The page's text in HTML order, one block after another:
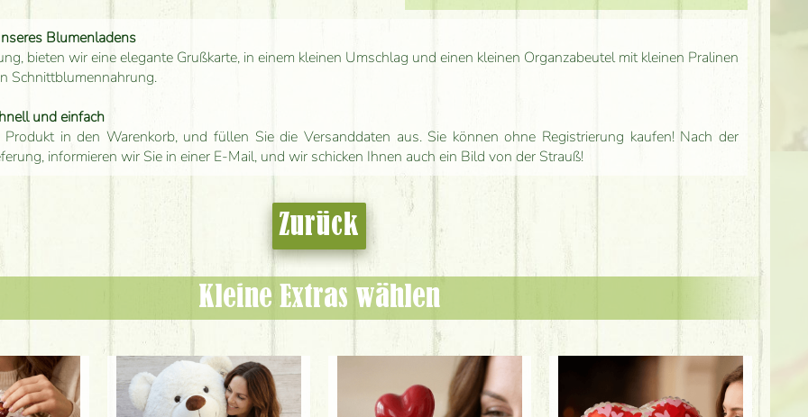
Blumenladens
bieten wir eine elegante Grußkarte, in einem kleinen Umschlag und einen kleinen Organzabeutel mit kleinen Pralinen
Schnittblumennahrung.
und einfach
in den Warenkorb, und füllen Sie die Versanddaten aus. Sie können ohne Registrierung kaufen! Nach der
informieren wir Sie in einer E-Mail, und wir schicken Ihnen auch ein Bild von der Strauß!
Zurück
Kleine Extras wählen